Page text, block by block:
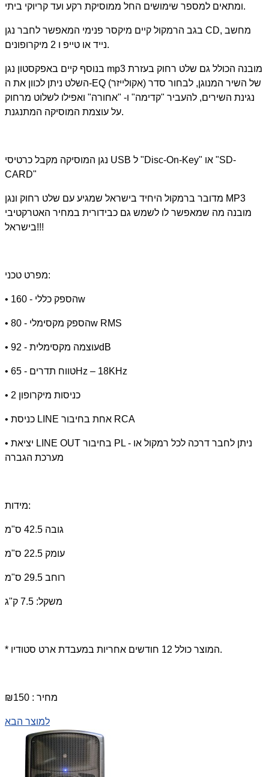
ומתאים למספר שימושים החל ממוסיקת רקע ועד קריוקי ביתי.
בגב הרמקול קיים מיקסר פנימי המאפשר לחבר נגן CD, מחשב
נייד או טייפ ו 2 מיקרופונים.
בנוסף קיים באפקסטון נגן mp3 מובנה הכולל גם שלט רחוק בעזרת
השלט ניתן לכוון את ה-EQ (אקולייזר) של השיר המנוגן, לבחור סדר
נגינת השירים, להעביר "קדימה" ו- "אחורה" ואפילו לשלוט מרחוק
על עוצמת המוסיקה המתנגנת.
נגן המוסיקה מקבל כרטיסי USB ל "Disc-On-Key" או "SD-
CARD"
מדובר ברמקול היחיד בישראל שמגיע עם שלט רחוק ונגן MP3
מובנה מה שמאפשר לו לשמש גם כבידורית במחיר האטרקטיבי
בישראל!!!
מפרט טכני:
• הספק כללי - 160w
• הספק מקסימלי - 80w RMS
• עוצמה מקסימלית - 92dB
• טווח תדרים - 65Hz – 18KHz
• 2 כניסות מיקרופון
• כניסת LINE אחת בחיבור RCA
• יציאת LINE OUT בחיבור PL - ניתן לחבר דרכה לכל רמקול או
מערכת הגברה
מידות:
גובה 42.5 ס"מ
עומק 22.5 ס"מ
רוחב 29.5 ס"מ
משקל: 7.5 ק"ג
* המוצר כולל 12 חודשים אחריות במעבדת ארט סטודיו.
מחיר : ₪150
למוצר הבא